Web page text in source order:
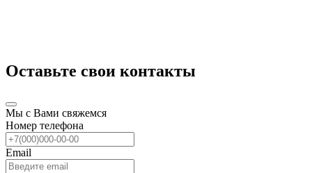
Оставьте свои контакты
Мы с Вами свяжемся
Номер телефона
Email